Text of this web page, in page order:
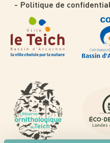
Politique de